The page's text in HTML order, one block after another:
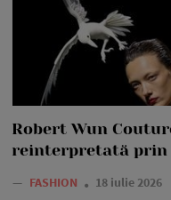
Robert Wun
reinterpretată
— FASHION 18 iulie 2026